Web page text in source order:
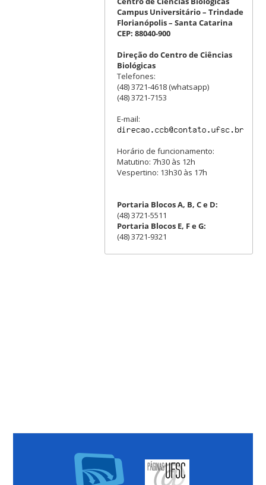
Campus Universitário – Trindade
Florianópolis – Santa Catarina
CEP: 88040-900
Direção do Centro de Ciências
Biológicas
Telefones:
(48) 3721-4618 (whatsapp)
(48) 3721-7153
E-mail:
Horário de funcionamento:
Matutino: 7h30 às 12h
Vespertino: 13h30 às 17h
Portaria Blocos A, B, C e D:
(48) 3721-5511
Portaria Blocos E, F e G:
(48) 3721-9321